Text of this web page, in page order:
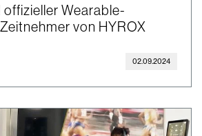
Wearable-
von HYROX
02.09.2024